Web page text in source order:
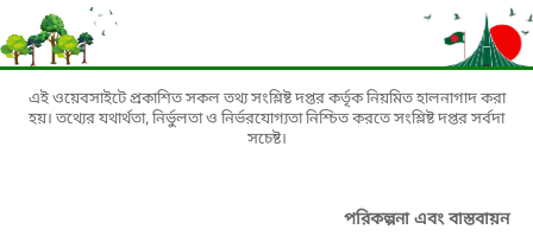
এই ওয়েবসাইটে প্রকাশিত সকল তথ্য সংশ্লিষ্ট দপ্তর কর্তৃক নিয়মিত হালনাগাদ করা
হয়। তথ্যের যথার্থতা, নির্ভুলতা ও নির্ভরযোগ্যতা নিশ্চিত করতে সংশ্লিষ্ট দপ্তর সর্বদা
সচেষ্ট।
পরিকল্পনা এবং বাস্তবায়ন